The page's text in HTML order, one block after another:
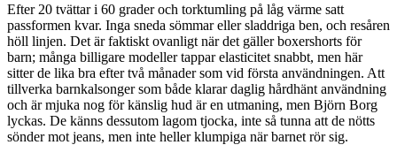
Efter 20 tvättar i 60 grader och torktumling på låg värme satt
passformen kvar. Inga sneda sömmar eller sladdriga ben, och resåren
höll linjen. Det är faktiskt ovanligt när det gäller boxershorts för
barn; många billigare modeller tappar elasticitet snabbt, men här
sitter de lika bra efter två månader som vid första användningen. Att
tillverka barnkalsonger som både klarar daglig hårdhänt användning
och är mjuka nog för känslig hud är en utmaning, men Björn Borg
lyckas. De känns dessutom lagom tjocka, inte så tunna att de nötts
sönder mot jeans, men inte heller klumpiga när barnet rör sig.